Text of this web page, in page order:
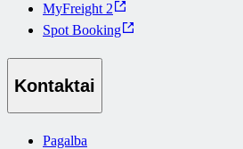
MyFreight 2
Spot Booking
Kontaktai
Pagalba